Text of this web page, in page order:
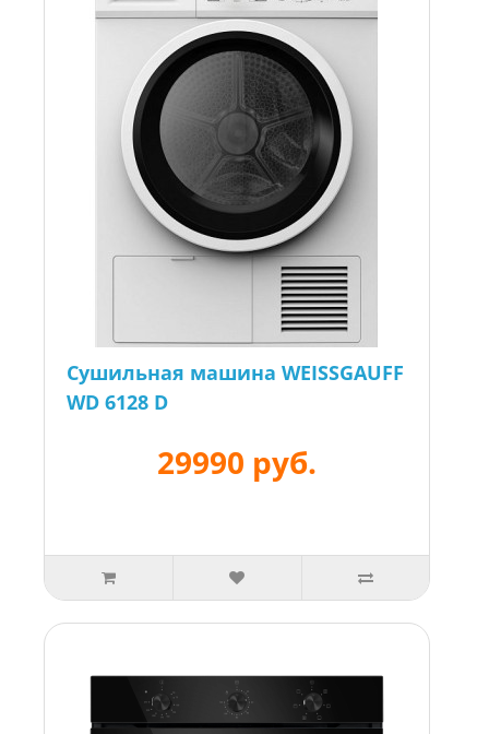
Сушильная машина WEISSGAUFF
WD 6128 D
29990 руб.